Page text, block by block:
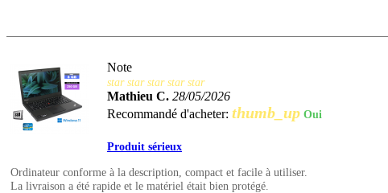
Note
star star star star star
Mathieu C. 28/05/2026
Recommandé d'acheter: thumb_up Oui
Produit sérieux
Ordinateur conforme à la description, compact et facile à utiliser.
La livraison a été rapide et le matériel était bien protégé.